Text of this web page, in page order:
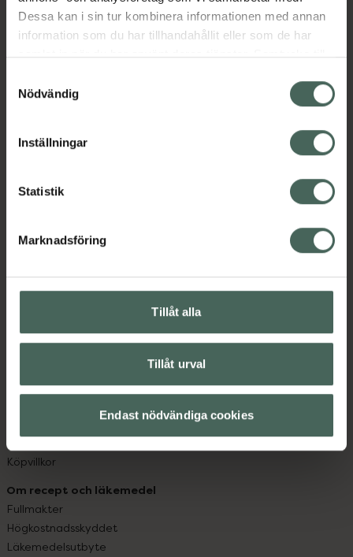
Dessa kan i sin tur kombinera informationen med annan
information som du har tillhandahållit eller som de har
samlat in när du har använt deras tjänster. Samtycke till
återkalla ditt samtycke via webbplatsens
cookieinställningar. Ett återkallat samtycke påverkar inte
lagligheten av behandling som skett innan återkallelsen.
Nödvändig
Inställningar
Statistik
Marknadsföring
Tillåt alla
Tillåt urval
Endast nödvändiga cookies
EAN:07350109550498
syd till Lappland i norr, och online i mobilen och på
hjälpa just dig att må lite bättre. Välkommen att prata
med oss.
Kundservice
Hitta apotek
Leverans, betalning och retur
Sajtens tillgänglighet
App
Köpvillkor
Om recept och läkemedel
Fullmakter
Högkostnadsskyddet
Läkemedelsutbyte